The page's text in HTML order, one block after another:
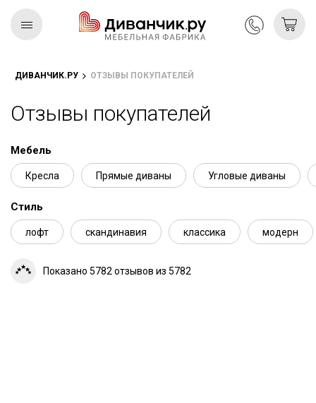
ДИВАНЧИК.РУ ОТЗЫВЫ ПОКУПАТЕЛЕЙ
Отзывы покупателей
Мебель
Кресла Прямые диваны Угловые диваны
Стиль
лофт скандинавия классика модерн
Показано 5782 отзывов из 5782
коллекция